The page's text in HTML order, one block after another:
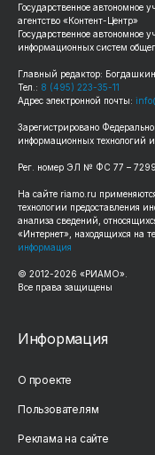
Государственное автономное
агентство «Контент-Центр»
Государственное автономное
информационных систем
Главный редактор:
Тел.: 8 (495) 223-35-11
Адрес электронной почты:
Зарегистрировано
информационных технологий
Рег. номер ЭЛ № ФС 77 –
На сайте riamo.ru
технологии предоставления
анализа сведений,
«Интернет», находящихся на
информация
© 2012-2026 «РИАМО».
Все права защищены
Информация
О проекте
Пользователям
Реклама на сайте